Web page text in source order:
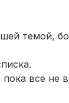
темой,
все не